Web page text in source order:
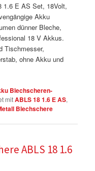
1.6 E AS Set, 18Volt,
Akku
dünner Bleche,
18 V Akkus.
Tischmesser,
ohne Akku und
Blechscheren-
mitABLS 18 1.6 E AS,
Blechschere
ABLS 18 1.6